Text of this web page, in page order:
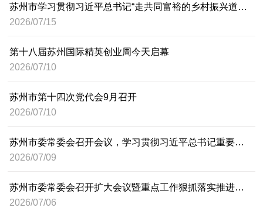
苏州市学习贯彻习近平总书记“走共同富裕的乡村振兴道路”重要指示精神座谈会召开 范波出席并讲话
2026/07/15
第十八届苏州国际精英创业周今天启幕
2026/07/10
苏州市第十四次党代会9月召开
2026/07/10
苏州市委常委会召开会议，学习贯彻习近平总书记重要讲话重要指示精神，研究部署超强台风“巴威”防范应对等重点工作，范波主持
2026/07/09
苏州市委常委会召开扩大会议暨重点工作狠抓落实推进会 范波主持
2026/07/06